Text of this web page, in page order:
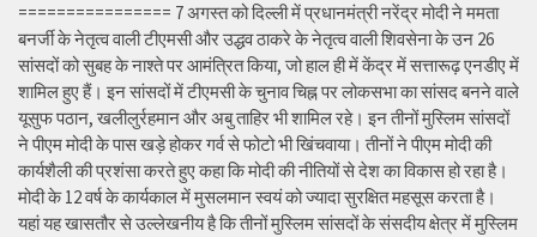
================ 7 अगस्त को दिल्ली में प्रधानमंत्री नरेंद्र मोदी ने ममता
बनर्जी के नेतृत्व वाली टीएमसी और उद्धव ठाकरे के नेतृत्व वाली शिवसेना के उन 26
सांसदों को सुबह के नाश्ते पर आमंत्रित किया, जो हाल ही में केंद्र में सत्तारूढ़ एनडीए में
शामिल हुए हैं। इन सांसदों में टीएमसी के चुनाव चिह्न पर लोकसभा का सांसद बनने वाले
यूसुफ पठान, खलीलुर्रहमान और अबु ताहिर भी शामिल रहे। इन तीनों मुस्लिम सांसदों
ने पीएम मोदी के पास खड़े होकर गर्व से फोटो भी खिंचवाया। तीनों ने पीएम मोदी की
कार्यशैली की प्रशंसा करते हुए कहा कि मोदी की नीतियों से देश का विकास हो रहा है।
मोदी के 12 वर्ष के कार्यकाल में मुसलमान स्वयं को ज्यादा सुरक्षित महसूस करता है।
यहां यह खासतौर से उल्लेखनीय है कि तीनों मुस्लिम सांसदों के संसदीय क्षेत्र में मुस्लिम